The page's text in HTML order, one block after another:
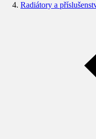
Radiátory a